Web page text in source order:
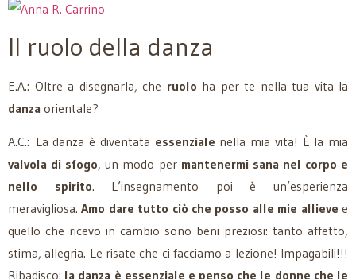
Il ruolo della danza
E.A.: Oltre a disegnarla, che ruolo ha per te nella tua vita la
danza orientale?
A.C.: La danza è diventata essenziale nella mia vita! È la mia
valvola di sfogo, un modo per mantenermi sana nel corpo e
nello spirito. L’insegnamento poi è un’esperienza
meravigliosa.Amo dare tutto ciò che posso alle mie allieve e
quello che ricevo in cambio sono beni preziosi: tanto affetto,
stima, allegria. Le risate che ci facciamo a lezione! Impagabili!!!
Ribadisco: la danza è essenziale e penso che le donne che le